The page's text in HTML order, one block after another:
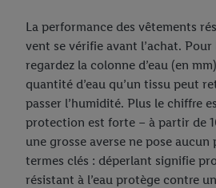
La performance des vêtements
vent se vérifie avant l’achat. Pour
regardez la colonne d’eau (en
quantité d’eau qu’un tissu peut
passer l’humidité. Plus le chiffre
protection est forte – à partir de
une grosse averse ne pose
termes clés : déperlant signifie
résistant à l’eau protège contre